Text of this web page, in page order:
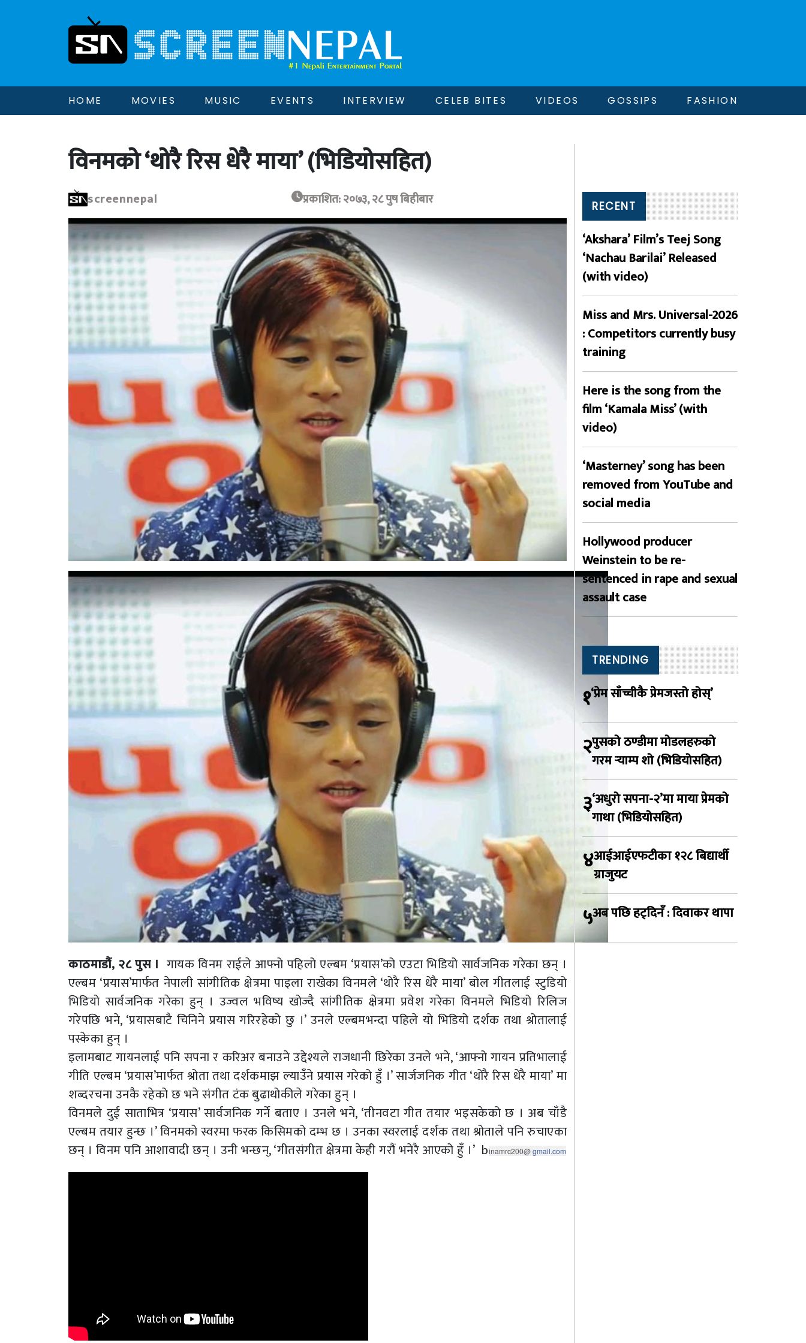
HOME MOVIES MUSIC EVENTS INTERVIEW CELEB BITES VIDEOS GOSSIPS FASHION
विनमको ‘थोरै रिस धेरै माया’ (भिडियोसहित)
screennepal प्रकाशित: २०७३, २८ पुष बिहीबार
काठमाडौं, २८ पुस । गायक विनम राईले आफ्नो पहिलो एल्बम ‘प्रयास’को एउटा भिडियो सार्वजनिक गरेका छन् ।
एल्बम ‘प्रयास’मार्फत नेपाली सांगीतिक क्षेत्रमा पाइला राखेका विनमले ‘थोरै रिस धेरै माया’ बोल गीतलाई स्टुडियो
भिडियो सार्वजनिक गरेका हुन् । उज्वल भविष्य खोज्दै सांगीतिक क्षेत्रमा प्रवेश गरेका विनमले भिडियो रिलिज
गरेपछि भने, ‘प्रयासबाटै चिनिने प्रयास गरिरहेको छु ।’ उनले एल्बमभन्दा पहिले यो भिडियो दर्शक तथा श्रोतालाई
पस्केका हुन् ।
इलामबाट गायनलाई पनि सपना र करिअर बनाउने उद्देश्यले राजधानी छिरेका उनले भने, ‘आफ्नो गायन प्रतिभालाई
गीति एल्बम ‘प्रयास’मार्फत श्रोता तथा दर्शकमाझ ल्याउँने प्रयास गरेको हुँ ।’ सार्जजनिक गीत ‘थोरै रिस धेरै माया’ मा
शब्दरचना उनकै रहेको छ भने संगीत टंक बुढाथोकीले गरेका हुन् ।
विनमले दुई साताभित्र ‘प्रयास’ सार्वजनिक गर्ने बताए । उनले भने, ‘तीनवटा गीत तयार भइसकेको छ । अब चाँडै
एल्बम तयार हुन्छ ।’ विनमको स्वरमा फरक किसिमको दम्भ छ । उनका स्वरलाई दर्शक तथा श्रोताले पनि रुचाएका
छन् । विनम पनि आशावादी छन् । उनी भन्छन्, ‘गीतसंगीत क्षेत्रमा केही गरौं भनेरै आएको हुँ ।’ binamrc200@ gmail.com
RECENT
‘Akshara’ Film’s Teej Song
‘Nachau Barilai’ Released
(with video)
Miss and Mrs. Universal-2026
: Competitors currently busy
training
Here is the song from the
film ‘Kamala Miss’ (with
video)
‘Masterney’ song has been
removed from YouTube and
social media
Hollywood producer
Weinstein to be re-
sentenced in rape and sexual
assault case
TRENDING
१‘प्रेम साँच्चीकै प्रेमजस्तो होस्’
२पुसको ठण्डीमा मोडलहरुको
गरम र्‍याम्प शो (भिडियोसहित)
३‘अधुरो सपना-२’मा माया प्रेमको
गाथा (भिडियोसहित)
४आईआईएफटीका १२८ बिद्यार्थी
ग्राजुयट
५अब पछि हट्दिनँ : दिवाकर थापा